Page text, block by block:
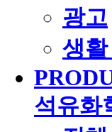
광고
생
석유화